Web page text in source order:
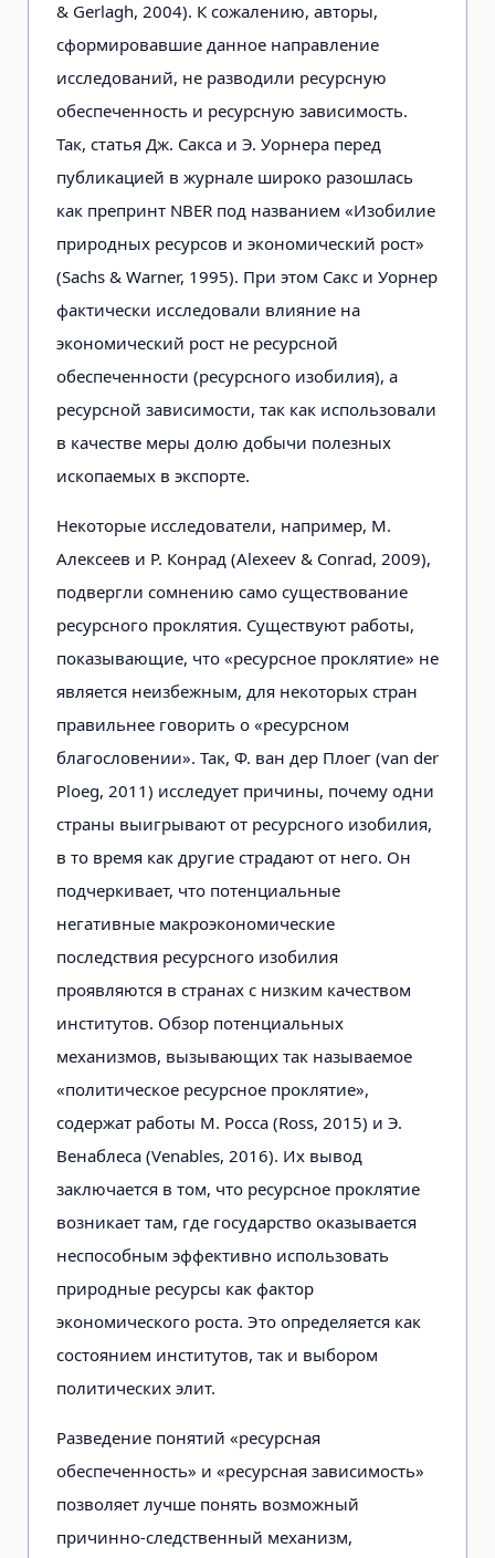
& Gerlagh, 2004). К сожалению, авторы,
сформировавшие данное направление
исследований, не разводили ресурсную
обеспеченность и ресурсную зависимость.
Так, статья Дж. Сакса и Э. Уорнера перед
публикацией в журнале широко разошлась
как препринт NBER под названием «Изобилие
природных ресурсов и экономический рост»
(Sachs & Warner, 1995). При этом Сакс и Уорнер
фактически исследовали влияние на
экономический рост не ресурсной
обеспеченности (ресурсного изобилия), а
ресурсной зависимости, так как использовали
в качестве меры долю добычи полезных
ископаемых в экспорте.
Некоторые исследователи, например, М.
Алексеев и Р. Конрад (Alexeev & Conrad, 2009),
подвергли сомнению само существование
ресурсного проклятия. Существуют работы,
показывающие, что «ресурсное проклятие» не
является неизбежным, для некоторых стран
правильнее говорить о «ресурсном
благословении». Так, Ф. ван дер Плоег (van der
Ploeg, 2011) исследует причины, почему одни
страны выигрывают от ресурсного изобилия,
в то время как другие страдают от него. Он
подчеркивает, что потенциальные
негативные макроэкономические
последствия ресурсного изобилия
проявляются в странах с низким качеством
институтов. Обзор потенциальных
механизмов, вызывающих так называемое
«политическое ресурсное проклятие»,
содержат работы М. Росса (Ross, 2015) и Э.
Венаблеса (Venables, 2016). Их вывод
заключается в том, что ресурсное проклятие
возникает там, где государство оказывается
неспособным эффективно использовать
природные ресурсы как фактор
экономического роста. Это определяется как
состоянием институтов, так и выбором
политических элит.
Разведение понятий «ресурсная
обеспеченность» и «ресурсная зависимость»
позволяет лучше понять возможный
причинно-следственный механизм,